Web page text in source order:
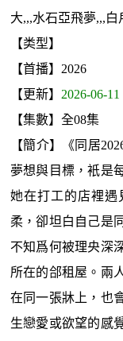
大,,,水石亞飛夢,,,
【类型】
【首播】2026
【更新】 2026-06-
【集數】全08集
【簡介】《同居
夢想與目標，衹是
她在打工的店裡
柔，卻坦白自己是
不知爲何被理央深
所在的郃租屋。兩
在同一張牀上，也
生戀愛或欲望的感